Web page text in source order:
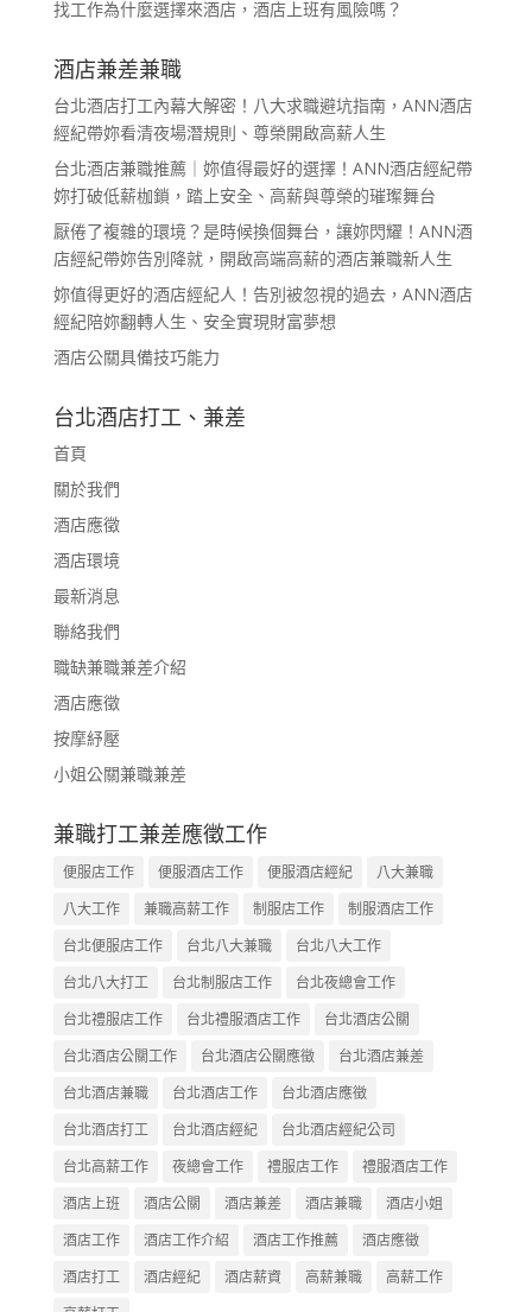
找工作為什麼選擇來酒店，酒店上班有風險嗎？
酒店兼差兼職
台北酒店打工內幕大解密！八大求職避坑指南，ANN酒店
經紀帶妳看清夜場潛規則、尊榮開啟高薪人生
台北酒店兼職推薦｜妳值得最好的選擇！ANN酒店經紀帶
妳打破低薪枷鎖，踏上安全、高薪與尊榮的璀璨舞台
厭倦了複雜的環境？是時候換個舞台，讓妳閃耀！ANN酒
店經紀帶妳告別降就，開啟高端高薪的酒店兼職新人生
妳值得更好的酒店經紀人！告別被忽視的過去，ANN酒店
經紀陪妳翻轉人生、安全實現財富夢想
酒店公關具備技巧能力
台北酒店打工、兼差
首頁
關於我們
酒店應徵
酒店環境
最新消息
聯絡我們
職缺兼職兼差介紹
酒店應徵
按摩紓壓
小姐公關兼職兼差
兼職打工兼差應徵工作
便服店工作 便服酒店工作 便服酒店經紀
八大兼職
八大工作
兼職高薪工作 制服店工作
制服酒店工作
台北便服店工作
台北八大兼職
台北八大工作
台北八大打工
台北制服店工作
台北夜總會工作
台北禮服店工作
台北禮服酒店工作
台北酒店公關
台北酒店公關工作
台北酒店公關應徵
台北酒店兼差
台北酒店兼職
台北酒店工作
台北酒店應徵
台北酒店打工
台北酒店經紀
台北酒店經紀公司
台北高薪工作
夜總會工作 禮服店工作
禮服酒店工作
酒店上班
酒店公關 酒店兼差 酒店兼職
酒店小姐
酒店工作
酒店工作介紹 酒店工作推薦
酒店應徵
酒店打工
酒店經紀 酒店薪資 高薪兼職
高薪工作